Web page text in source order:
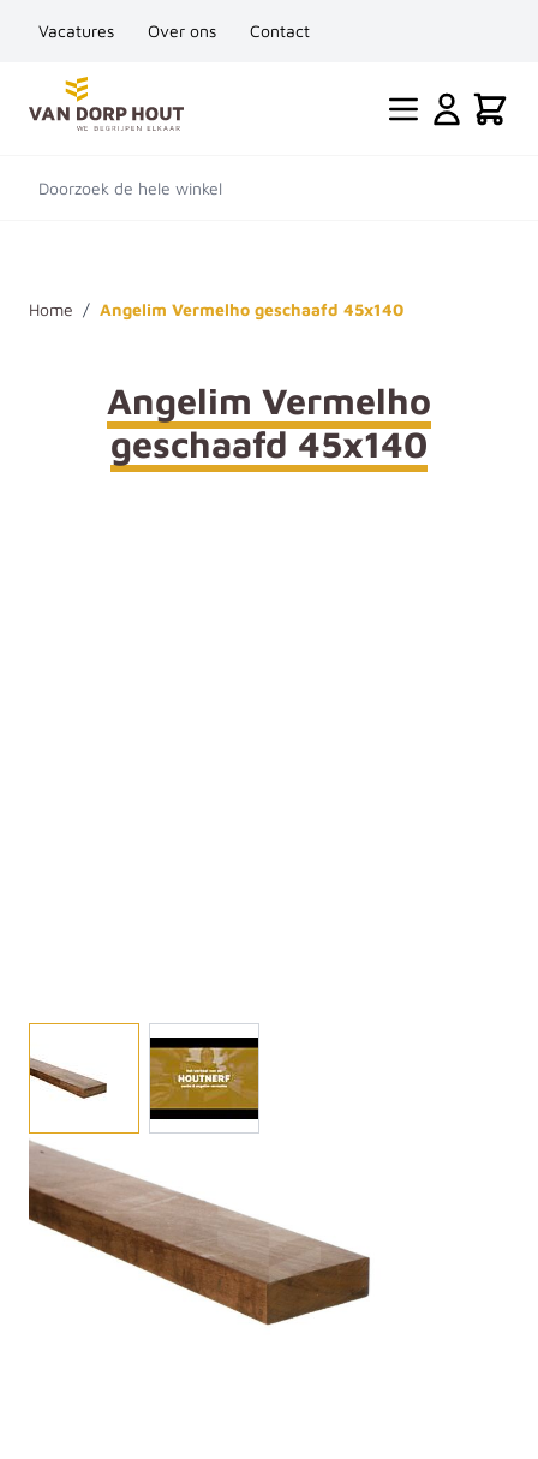
Vacatures Over ons Contact
Ga naar de inhoud
Cart
Doorzoek de hele winkel
Home / Angelim Vermelho geschaafd 45x140
Angelim Vermelho
geschaafd 45x140
Dit tropische hardhout Angelim Vermelho valt in
duurzaamheidsklasse 1. Dit houdt in dat het hout een
levensduur heeft van ongeveer 25 jaar. Angelim
Vermelho is minder bekend van de twee, maar heeft
dezelfde kwalitatieve eigenschappen als Azobé. Dit
sterke hout kan namelijk zeer goed tegen direct